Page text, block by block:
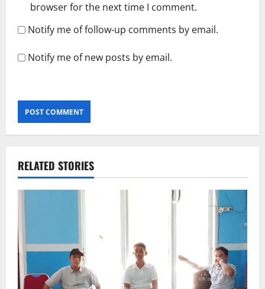
browser for the next time I comment.
Notify me of follow-up comments by email.
Notify me of new posts by email.
RELATED STORIES